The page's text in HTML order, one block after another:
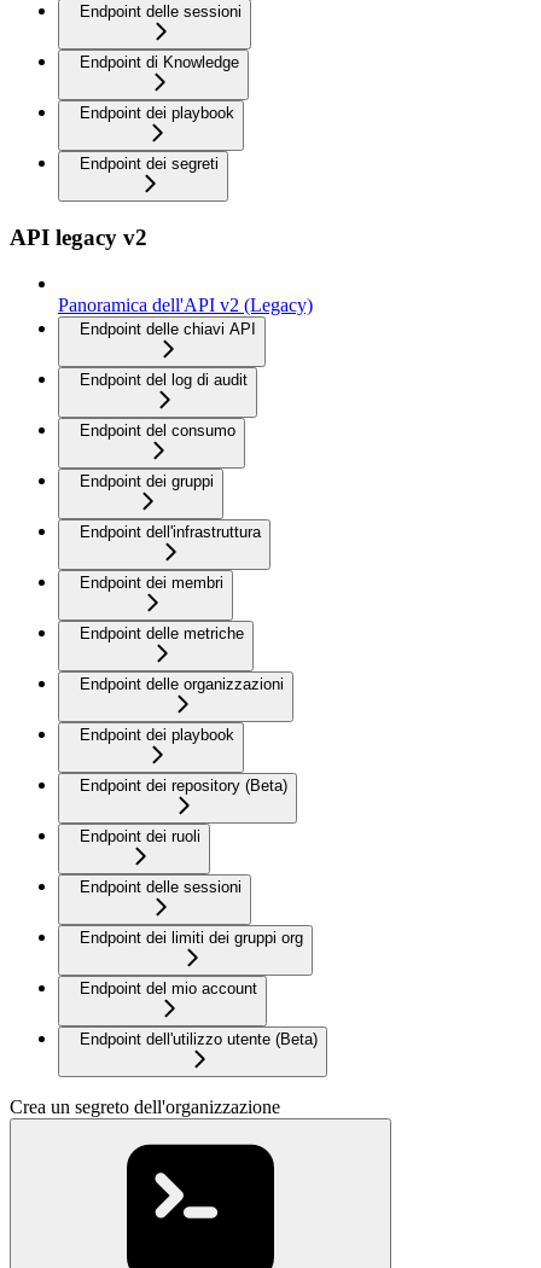
Endpoint delle sessioni
Endpoint di Knowledge
Endpoint dei playbook
Endpoint dei segreti
API legacy v2
Panoramica dell'API v2 (Legacy)
Endpoint delle chiavi API
Endpoint del log di audit
Endpoint del consumo
Endpoint dei gruppi
Endpoint dell'infrastruttura
Endpoint dei membri
Endpoint delle metriche
Endpoint delle organizzazioni
Endpoint dei playbook
Endpoint dei repository (Beta)
Endpoint dei ruoli
Endpoint delle sessioni
Endpoint dei limiti dei gruppi org
Endpoint del mio account
Endpoint dell'utilizzo utente (Beta)
Crea un segreto dell'organizzazione